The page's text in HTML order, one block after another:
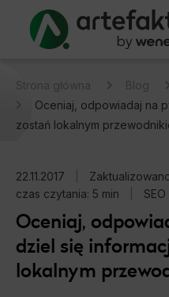
Strona główna Blog
Oceniaj, odpowiadaj na
zostań lokalnym
22.11.2017
czas czytania: 5 min
SEO
Oceniaj,
dziel się
lokalnym